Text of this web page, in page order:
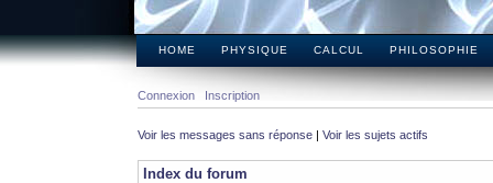
HOME PHYSIQUE CALCUL PHILOSOPHIE
Connexion Inscription
Voir les messages sans réponse | Voir les sujets actifs
Index du forum